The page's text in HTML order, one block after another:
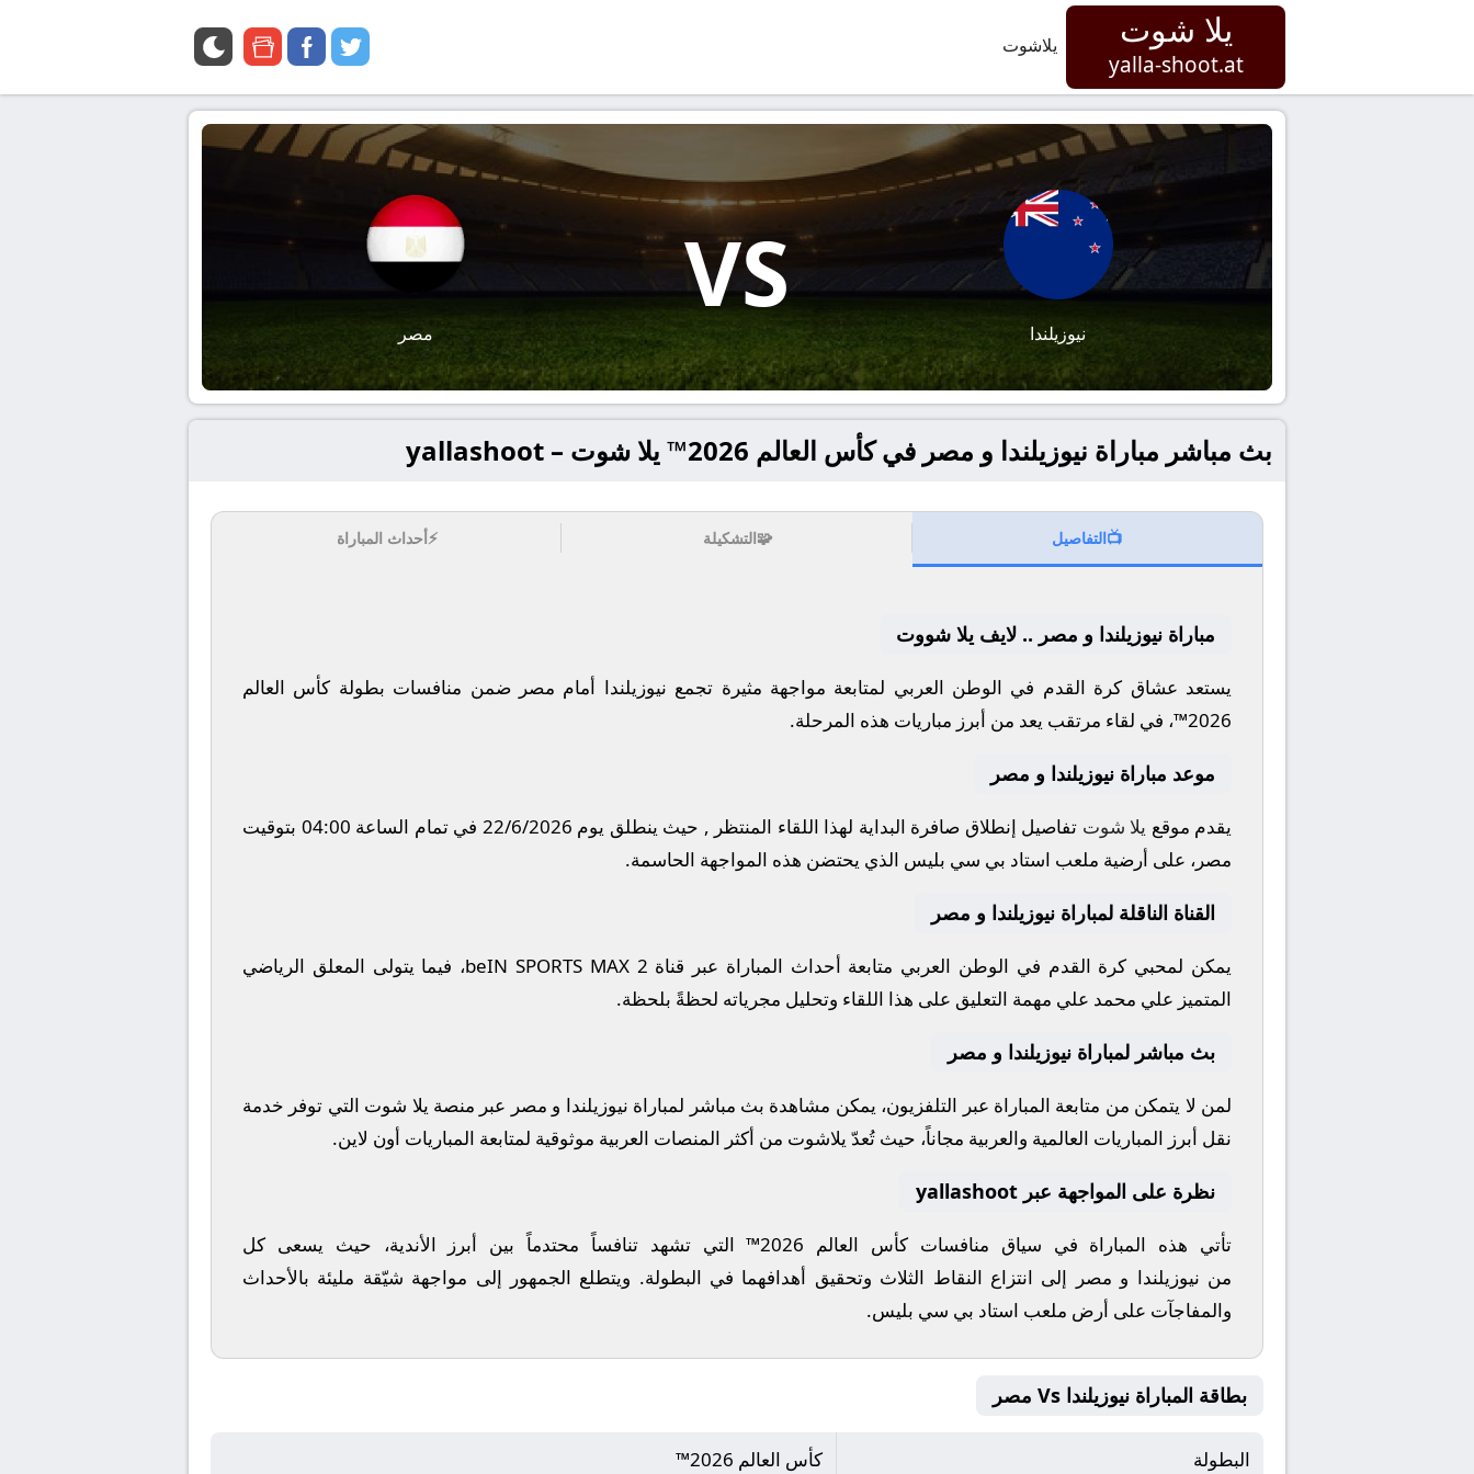
يلا شوت
yalla-shoot.at
يلاشوت twitter
facebook
google
نيوزيلندا
VS
مصر
بث مباشر مباراة نيوزيلندا و مصر في كأس العالم 2026™ يلا شوت – yallashoot
📺التفاصيل 🧩التشكيلة ⚡أحداث المباراة
مباراة نيوزيلندا و مصر .. لايف يلا شووت
يستعد عشاق كرة القدم في الوطن العربي لمتابعة مواجهة مثيرة تجمع نيوزيلندا أمام مصر ضمن منافسات بطولة كأس العالم
2026™
، في لقاء مرتقب يعد من أبرز مباريات هذه المرحلة.
موعد مباراة نيوزيلندا و مصر
يقدم موقع يلا شوت تفاصيل إنطلاق صافرة البداية لهذا اللقاء المنتظر , حيث ينطلق يوم 22/6/2026 في تمام الساعة 04:00 بتوقيت
مصر، على أرضية ملعب استاد بي سي بليس الذي يحتضن هذه المواجهة الحاسمة.
القناة الناقلة لمباراة نيوزيلندا و مصر
يمكن لمحبي كرة القدم في الوطن العربي متابعة أحداث المباراة عبر قناة beIN SPORTS MAX 2، فيما يتولى المعلق الرياضي
المتميز علي محمد علي مهمة التعليق على هذا اللقاء وتحليل مجرياته لحظةً بلحظة.
بث مباشر لمباراة نيوزيلندا و مصر
لمن لا يتمكن من متابعة المباراة عبر التلفزيون، يمكن مشاهدة بث مباشر لمباراة نيوزيلندا و مصر عبر منصة يلا شوت التي توفر خدمة
نقل أبرز المباريات العالمية والعربية مجاناً، حيث تُعدّ يلاشوت من أكثر المنصات العربية موثوقية لمتابعة المباريات أون لاين.
نظرة على المواجهة عبر yallashoot
تأتي هذه المباراة في سياق منافسات كأس العالم 2026™
التي تشهد تنافساً محتدماً بين أبرز الأندية، حيث يسعى كل
من نيوزيلندا و مصر
إلى انتزاع النقاط الثلاث وتحقيق أهدافهما في البطولة. ويتطلع الجمهور إلى مواجهة شيّقة مليئة بالأحداث
والمفاجآت على أرض ملعب استاد بي سي بليس.
بطاقة المباراة نيوزيلندا Vs مصر
البطولة كأس العالم 2026™